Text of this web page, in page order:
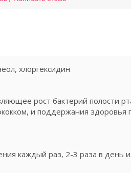
хлоргексидин
рост бактерий полости
и поддержания здоровья
каждый раз, 2-3 раза в день